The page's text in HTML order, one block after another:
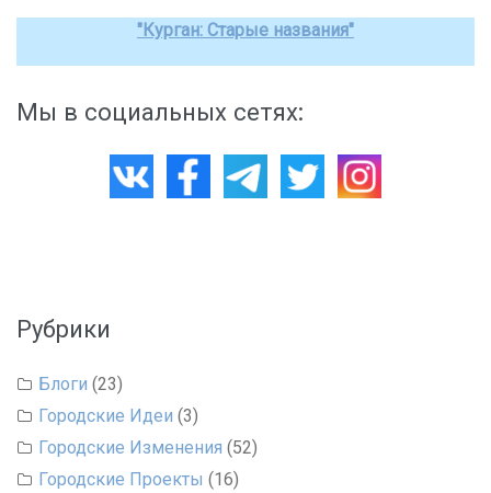
"Курган: Старые названия"
Мы в социальных сетях:
Рубрики
Блоги (23)
Городские Идеи (3)
Городские Изменения (52)
Городские Проекты (16)